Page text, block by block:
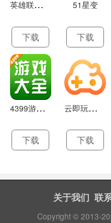
英
雄联盟LOL 13.21
下载
51星变
下载
4
399游戏盒 官方下载 7.9.1
下载
云
即玩游戏盒 1.0.5.4
下载
关于我们 联
Copyright © 2013-